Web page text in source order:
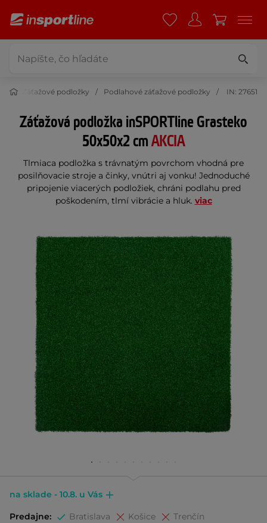
Záťažové podložky Podlahové záťažové podložky IN: 27651
Záťažová podložka inSPORTline Grasteko
50x50x2 cmAKCIA
Tlmiaca podložka s trávnatým povrchom vhodná pre
posilňovacie stroje a činky, vnútri aj vonku! Jednoduché
pripojenie viacerých podložiek, chráni podlahu pred
poškodením, tlmí vibrácie a hluk. viac
na sklade - 10.8. u Vás
Predajne: Bratislava Košice Trenčín